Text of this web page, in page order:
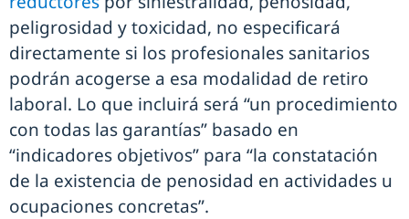
peligrosidad y toxicidad, no especificará
directamente si los profesionales sanitarios
podrán acogerse a esa modalidad de retiro
laboral. Lo que incluirá será “un procedimiento
con todas las garantías” basado en
“indicadores objetivos” para “la constatación
de la existencia de penosidad en actividades u
ocupaciones concretas”.